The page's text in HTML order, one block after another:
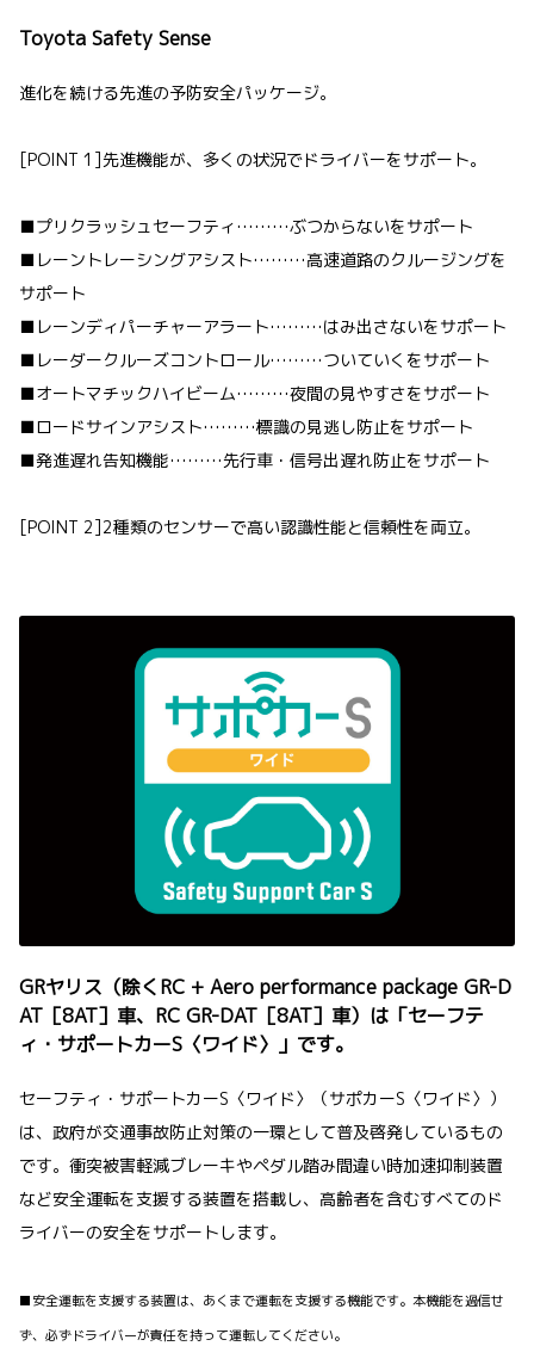
Toyota Safety Sense
進化を続ける先進の予防安全パッケージ。
[POINT 1]先進機能が、多くの状況でドライバーをサポート。
■プリクラッシュセーフティ………ぶつからないをサポート
■レーントレーシングアシスト………高速道路のクルージングを
サポート
■レーンディパーチャーアラート………はみ出さないをサポート
■レーダークルーズコントロール………ついていくをサポート
■オートマチックハイビーム………夜間の見やすさをサポート
■ロードサインアシスト………標識の見逃し防止をサポート
■発進遅れ告知機能………先行車・信号出遅れ防止をサポート
[POINT 2]2種類のセンサーで高い認識性能と信頼性を両立。
GRヤリス（除くRC + Aero performance package GR-D
AT［8AT］車、RC GR-DAT［8AT］車）は「セーフテ
ィ・サポートカーS〈ワイド〉」です。
セーフティ・サポートカーS〈ワイド〉（サポカーS〈ワイド〉）
は、政府が交通事故防止対策の一環として普及啓発しているもの
です。衝突被害軽減ブレーキやペダル踏み間違い時加速抑制装置
など安全運転を支援する装置を搭載し、高齢者を含むすべてのド
ライバーの安全をサポートします。
■安全運転を支援する装置は、あくまで運転を支援する機能です。本機能を過信せ
ず、必ずドライバーが責任を持って運転してください。